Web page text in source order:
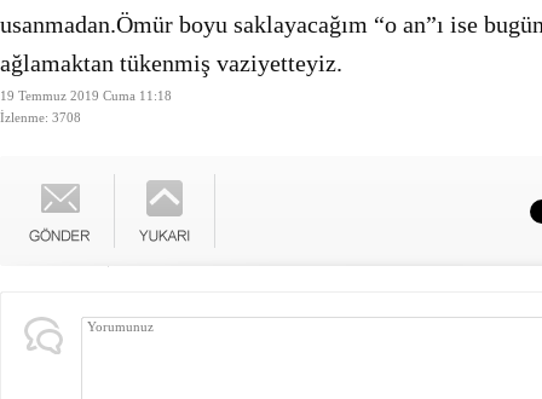
usanmadan.Ömür boyu saklayacağım “o an”ı ise
ağlamaktan tükenmiş vaziyetteyiz.
19 Temmuz 2019 Cuma 11:18
İzlenme: 3708